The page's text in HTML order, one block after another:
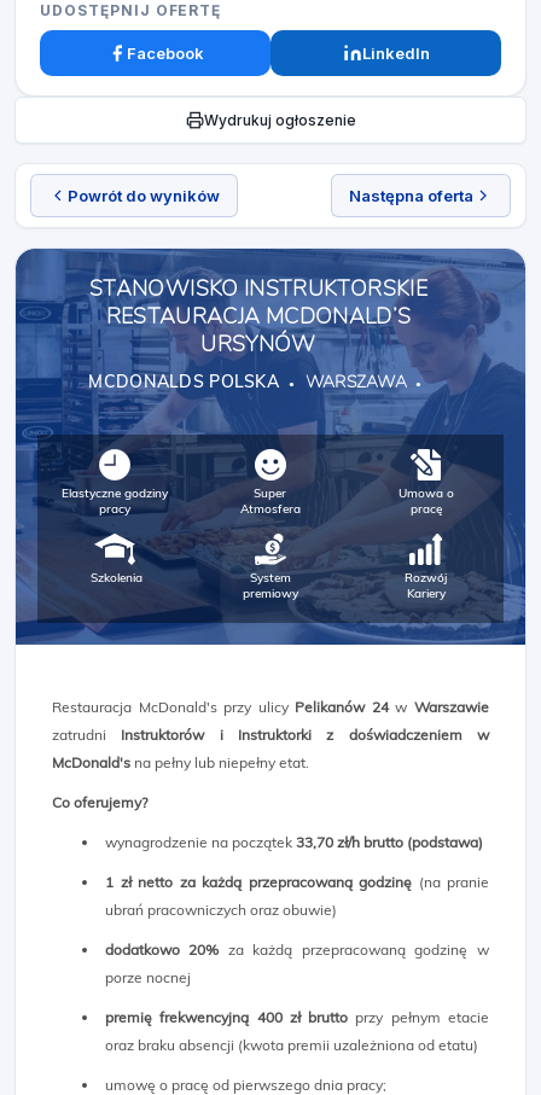
Powrót do wyników Następna oferta
STANOWISKO INSTRUKTORSKIE
RESTAURACJA MCDONALD’S
URSYNÓW
MCDONALDS POLSKA WARSZAWA
Elastyczne godziny
pracy
Super
Atmosfera
Umowa o
pracę
Szkolenia
System
premiowy
Rozwój
Kariery
Restauracja McDonald's przy ulicy Pelikanów 24wWarszawie
zatrudni Instruktorów i Instruktorki z doświadczeniem w
McDonald's na pełny lub niepełny etat.
Co oferujemy?
wynagrodzenie na początek 33,70 zł/h brutto (podstawa)
1 zł netto za każdą przepracowaną godzinę (na pranie
ubrań pracowniczych oraz obuwie)
dodatkowo 20% za każdą przepracowaną godzinę w
porze nocnej
premię frekwencyjną 400 zł brutto przy pełnym etacie
oraz braku absencji (kwota premii uzależniona od etatu)
umowę o pracę od pierwszego dnia pracy;
UDOSTĘPNIJ OFERTĘ
Facebook LinkedIn
Wydrukuj ogłoszenie